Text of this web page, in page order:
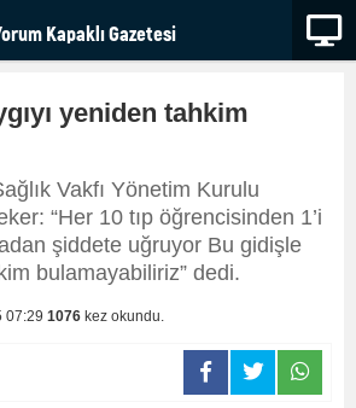
yeniden tahkim
Vakfı Yönetim Kurulu
“Her 10 tıp öğrencisinden 1’i
şiddete uğruyor Bu gidişle
bulamayabiliriz” dedi.
07:29 1076 kez okundu.